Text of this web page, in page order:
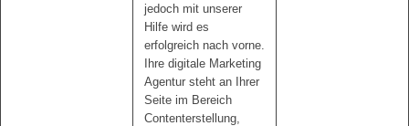
jedoch mit unserer
Hilfe wird es
erfolgreich nach vorne.
Ihre digitale Marketing
Agentur steht an Ihrer
Seite im Bereich
Contenterstellung,